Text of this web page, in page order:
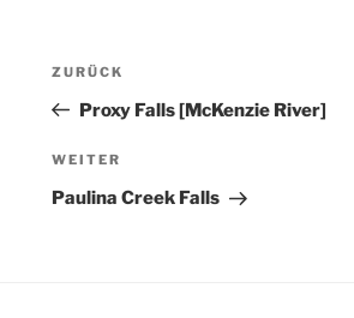
Beitragsnavigation
Vorheriger
Beitrag
ZURÜCK
Proxy Falls [McKenzie River]
Nächster
Beitrag
WEITER
Paulina Creek Falls